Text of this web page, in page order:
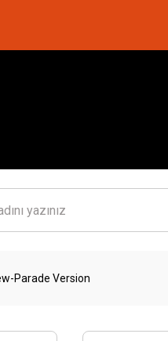
Parade Version